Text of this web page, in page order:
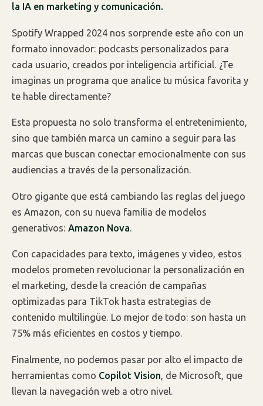
la IA en marketing y comunicación.
Spotify Wrapped 2024 nos sorprende este año con un
formato innovador: podcasts personalizados para
cada usuario, creados por inteligencia artificial. ¿Te
imaginas un programa que analice tu música favorita y
te hable directamente?
Esta propuesta no solo transforma el entretenimiento,
sino que también marca un camino a seguir para las
marcas que buscan conectar emocionalmente con sus
audiencias a través de la personalización.
Otro gigante que está cambiando las reglas del juego
es Amazon, con su nueva familia de modelos
generativos: Amazon Nova.
Con capacidades para texto, imágenes y video, estos
modelos prometen revolucionar la personalización en
el marketing, desde la creación de campañas
optimizadas para TikTok hasta estrategias de
contenido multilingüe. Lo mejor de todo: son hasta un
75% más eficientes en costos y tiempo.
Finalmente, no podemos pasar por alto el impacto de
herramientas como Copilot Vision, de Microsoft, que
llevan la navegación web a otro nivel.